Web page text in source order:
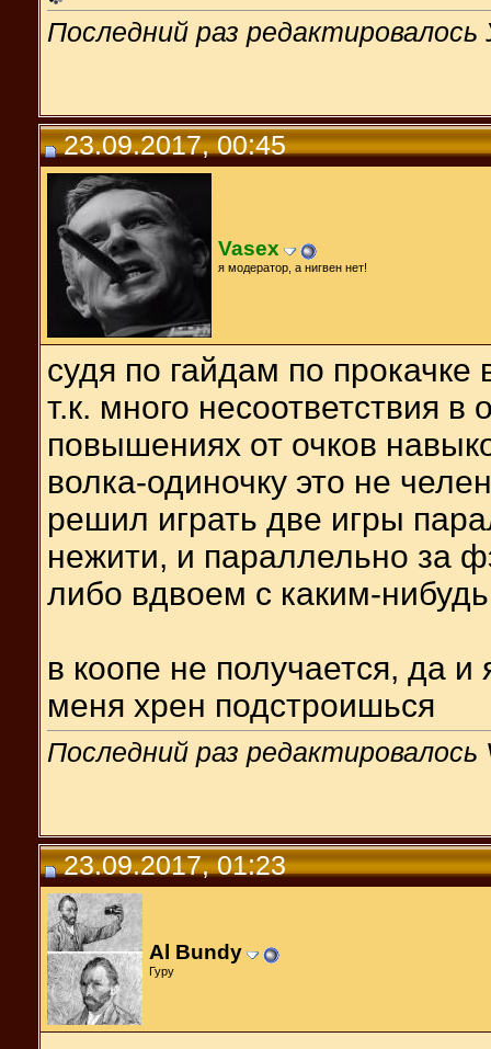
Последний раз
23.09.2017, 00:45
Vasex
я модератор, а нигвен нет!
судя по гайдам по прокачке
т.к. много несоответствия
повышениях от очков
волка-одиночку это не
решил играть две игры
нежити, и параллельно за
либо вдвоем с каким-
в коопе не получается, да и
меня хрен подстроишься
Последний раз
23.09.2017, 01:23
Al Bundy
Гуру